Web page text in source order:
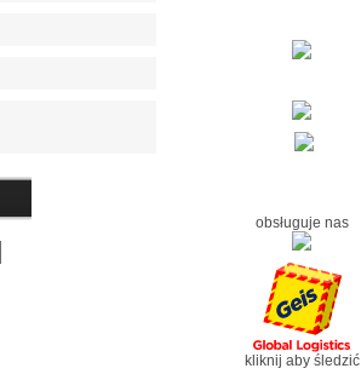
obsługuje nas
kliknij aby śledzić